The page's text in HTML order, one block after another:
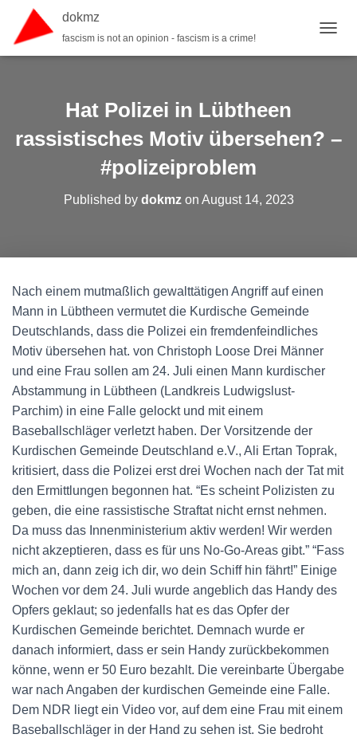
dokmz
fascism is not an opinion - fascism is a crime!
Hat Polizei in Lübtheen
rassistisches Motiv übersehen? –
#polizeiproblem
Published by dokmzon August 14, 2023
Nach einem mutmaßlich gewalttätigen Angriff auf einen
Mann in Lübtheen vermutet die Kurdische Gemeinde
Deutschlands, dass die Polizei ein fremdenfeindliches
Motiv übersehen hat. von Christoph Loose Drei Männer
und eine Frau sollen am 24. Juli einen Mann kurdischer
Abstammung in Lübtheen (Landkreis Ludwigslust-
Parchim) in eine Falle gelockt und mit einem
Baseballschläger verletzt haben. Der Vorsitzende der
Kurdischen Gemeinde Deutschland e.V., Ali Ertan Toprak,
kritisiert, dass die Polizei erst drei Wochen nach der Tat mit
den Ermittlungen begonnen hat. “Es scheint Polizisten zu
geben, die eine rassistische Straftat nicht ernst nehmen.
Da muss das Innenministerium aktiv werden! Wir werden
nicht akzeptieren, dass es für uns No-Go-Areas gibt.” “Fass
mich an, dann zeig ich dir, wo dein Schiff hin fährt!” Einige
Wochen vor dem 24. Juli wurde angeblich das Handy des
Opfers geklaut; so jedenfalls hat es das Opfer der
Kurdischen Gemeinde berichtet. Demnach wurde er
danach informiert, dass er sein Handy zurückbekommen
könne, wenn er 50 Euro bezahlt. Die vereinbarte Übergabe
war nach Angaben der kurdischen Gemeinde eine Falle.
Dem NDR liegt ein Video vor, auf dem eine Frau mit einem
Baseballschläger in der Hand zu sehen ist. Sie bedroht